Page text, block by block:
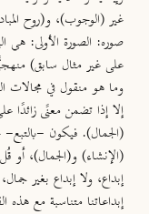
غير (الوجوب)، و(روح
صوره: الصورة الأولى: هي
على غير مثال سابق)
وما هو منقول في مجالات
إلا إذا تضمن معنًى
(الجمال). فيكون -بالتبع-
(الإنشاء) و(الجمال)، أو
إبداع، ولا إبداع بغير
إبداعاتنا متناسبة مع هذه